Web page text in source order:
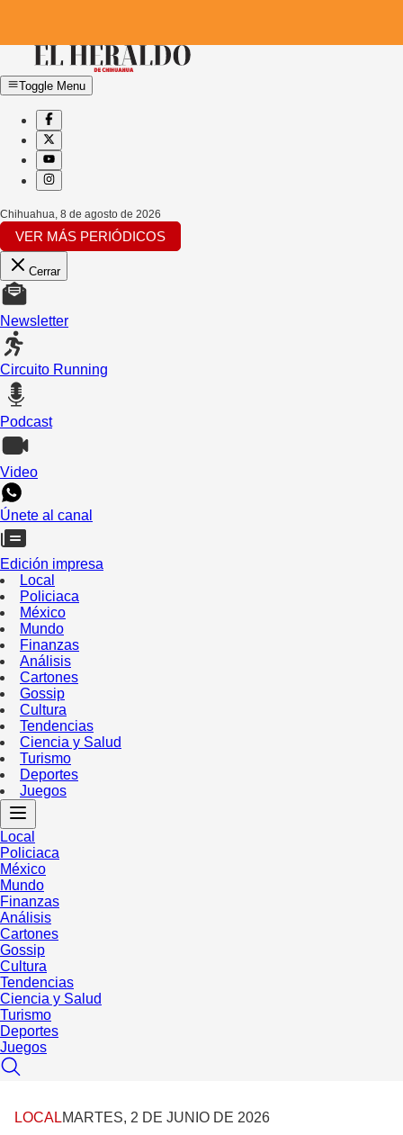
Toggle Menu
Chihuahua 8 de agosto de 2026
VER MÁS PERIÓDICOS
Cerrar
Newsletter
Circuito Running
Podcast
Video
Únete al canal
Edición impresa
Local
Policiaca
México
Mundo
Finanzas
Análisis
Cartones
Gossip
Cultura
Tendencias
Ciencia y Salud
Turismo
Deportes
Juegos
Local
Policiaca
México
Mundo
Finanzas
Análisis
Cartones
Gossip
Cultura
Tendencias
Ciencia y Salud
Turismo
Deportes
Juegos
LOCALMARTES, 2 DE JUNIO DE 2026